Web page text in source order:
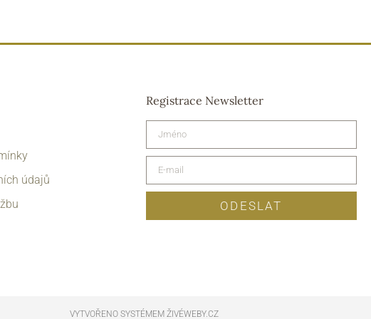
údajů
Registrace Newsletter
ODESLAT
VYTVOŘENO SYSTÉMEM ŽIVÉWEBY.CZ